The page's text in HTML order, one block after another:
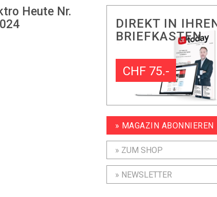
Heute Nr.
DIREKT IN
BRIEFKASTEN
CHF 75.-
» MAGAZIN ABONNIEREN
» ZUM SHOP
» NEWSLETTER